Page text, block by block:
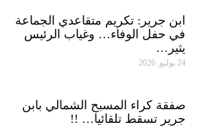
ابن جرير: تكريم متقاعدي الجماعة
في حفل الوفاء… وغياب الرئيس
يثير…
24 يوليو, 2026
صفقة كراء المسبح الشمالي بابن
جرير تسقط تلقائيا… !!